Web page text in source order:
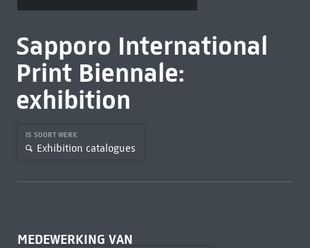
Sapporo International
Print Biennale:
exhibition
IS SOORT WERK
Exhibition catalogues
MEDEWERKING VAN